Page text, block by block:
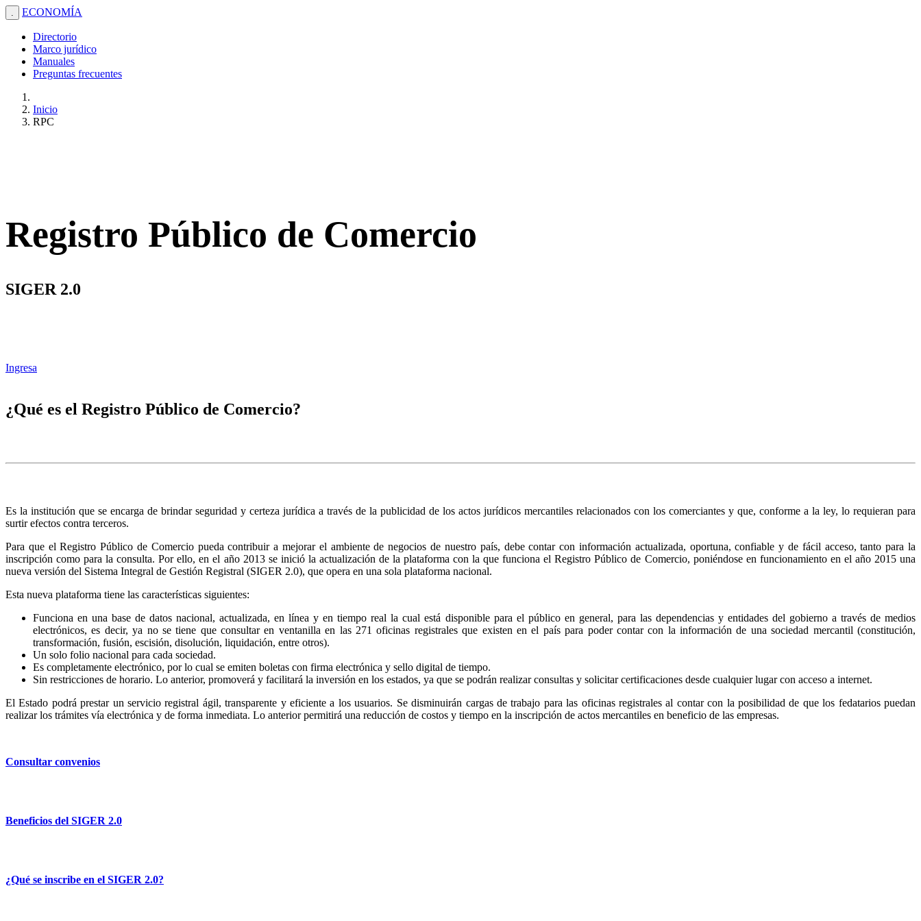
. ECONOMÍA
Directorio
Marco jurídico
Manuales
Preguntas frecuentes
Inicio
RPC
Registro Público de Comercio
SIGER 2.0
Ingresa
¿Qué es el Registro Público de Comercio?
Es la institución que se encarga de brindar seguridad y certeza jurídica a través de la publicidad de los actos jurídicos mercantiles relacionados con los comerciantes y que, conforme a la ley, lo requieran para
surtir efectos contra terceros.
Para que el Registro Público de Comercio pueda contribuir a mejorar el ambiente de negocios de nuestro país, debe contar con información actualizada, oportuna, confiable y de fácil acceso, tanto para la
inscripción como para la consulta. Por ello, en el año 2013 se inició la actualización de la plataforma con la que funciona el Registro Público de Comercio, poniéndose en funcionamiento en el año 2015 una
nueva versión del Sistema Integral de Gestión Registral (SIGER 2.0), que opera en una sola plataforma nacional.
Esta nueva plataforma tiene las características siguientes:
Funciona en una base de datos nacional, actualizada, en línea y en tiempo real la cual está disponible para el público en general, para las dependencias y entidades del gobierno a través de medios
electrónicos, es decir, ya no se tiene que consultar en ventanilla en las 271 oficinas registrales que existen en el país para poder contar con la información de una sociedad mercantil (constitución,
transformación, fusión, escisión, disolución, liquidación, entre otros).
Un solo folio nacional para cada sociedad.
Es completamente electrónico, por lo cual se emiten boletas con firma electrónica y sello digital de tiempo.
Sin restricciones de horario. Lo anterior, promoverá y facilitará la inversión en los estados, ya que se podrán realizar consultas y solicitar certificaciones desde cualquier lugar con acceso a internet.
El Estado podrá prestar un servicio registral ágil, transparente y eficiente a los usuarios. Se disminuirán cargas de trabajo para las oficinas registrales al contar con la posibilidad de que los fedatarios puedan
realizar los trámites vía electrónica y de forma inmediata. Lo anterior permitirá una reducción de costos y tiempo en la inscripción de actos mercantiles en beneficio de las empresas.
Consultar convenios
Beneficios del SIGER 2.0
¿Qué se inscribe en el SIGER 2.0?